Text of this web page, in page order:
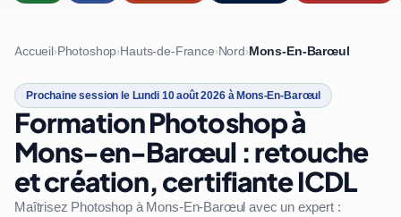
Accueil›Photoshop›Hauts-de-France›Nord›Mons-En-Barœul
Prochaine session le Lundi 10 août 2026 à Mons-En-Barœul
Formation Photoshop à
Mons-en-Barœul : retouche
et création, certifiante ICDL
Maîtrisez Photoshop à Mons-En-Barœul avec un expert :